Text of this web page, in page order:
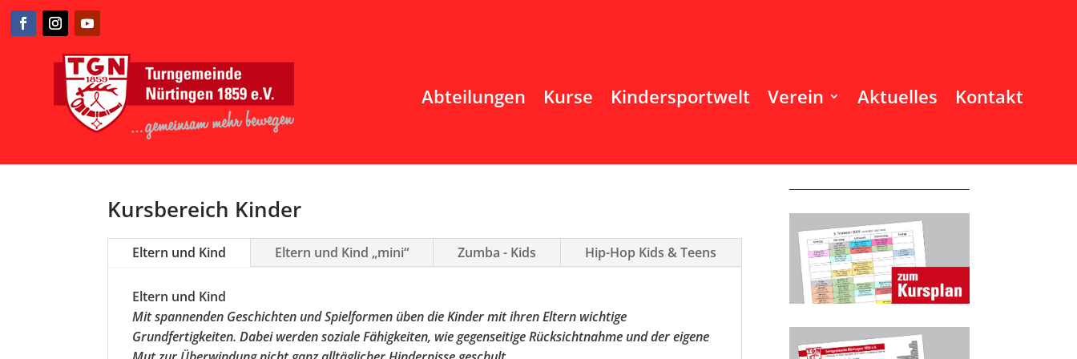
Abteilungen Kurse Kindersportwelt Verein Aktuelles Kontakt
Kursbereich Kinder
Eltern und Kind Eltern und Kind „mini“ Zumba - Kids Hip-Hop Kids & Teens
Eltern und Kind
Mit spannenden Geschichten und Spielformen üben die Kinder mit ihren Eltern wichtige
Grundfertigkeiten. Dabei werden soziale Fähigkeiten, wie gegenseitige Rücksichtnahme und der eigene